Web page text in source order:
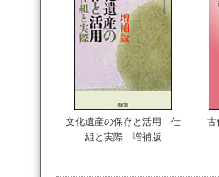
文化遺産の保存と活用 仕
組と実際 増補版
古